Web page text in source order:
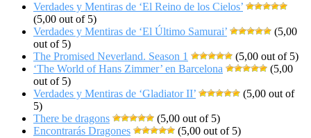
Verdades y Mentiras de ‘El Reino de los Cielos’
(5,00 out of 5)
Verdades y Mentiras de ‘El Último Samurai’
(5,00
out of 5)
The Promised Neverland. Season 1
(5,00 out of 5)
‘The World of Hans Zimmer’ en Barcelona
(5,00
out of 5)
Verdades y Mentiras de ‘Gladiator II’
(5,00 out of
5)
There be dragons
(5,00 out of 5)
Encontrarás Dragones
(5,00 out of 5)